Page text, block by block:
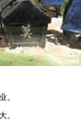
。
。